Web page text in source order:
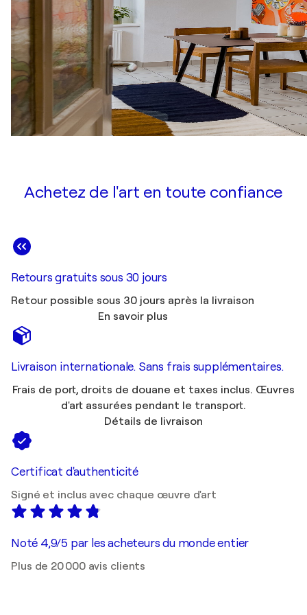
Achetez de l'art en toute confiance
Retours gratuits sous 30 jours
Retour possible sous 30 jours après la livraison
En savoir plus
Livraison internationale. Sans frais supplémentaires.
Frais de port, droits de douane et taxes inclus. Œuvres
d'art assurées pendant le transport.
Détails de livraison
Certificat d'authenticité
Signé et inclus avec chaque œuvre d'art
Noté 4,9/5 par les acheteurs du monde entier
Plus de 20 000 avis clients